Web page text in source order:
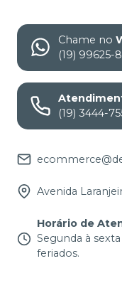
Chame no
(19) 99625-
(19) 3444-
Avenida
Horário de
Segunda à
feriados.